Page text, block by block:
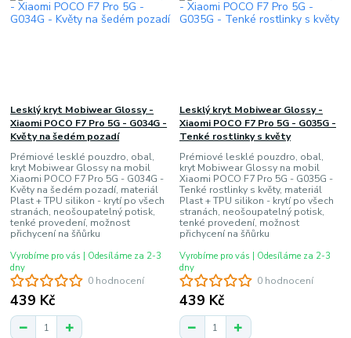
0 hodnocení
Lesklý kryt Mobiwear Glossy -
Xiaomi POCO F7 Pro 5G - G034G -
Květy na šedém pozadí
Prémiové lesklé pouzdro, obal,
kryt Mobiwear Glossy na mobil
Xiaomi POCO F7 Pro 5G - G034G -
Květy na šedém pozadí, materiál
Plast + TPU silikon - krytí po všech
stranách, neošoupatelný potisk,
tenké provedení, možnost
přichycení na šňůrku
439 Kč
Vyrobíme pro vás | Odesíláme za 2-3
dny
0 hodnocení
Lesklý kryt Mobiwear Glossy -
Xiaomi POCO F7 Pro 5G - G035G -
Tenké rostlinky s květy
Prémiové lesklé pouzdro, obal,
kryt Mobiwear Glossy na mobil
Xiaomi POCO F7 Pro 5G - G035G -
Tenké rostlinky s květy, materiál
Plast + TPU silikon - krytí po všech
stranách, neošoupatelný potisk,
tenké provedení, možnost
přichycení na šňůrku
439 Kč
Vyrobíme pro vás | Odesíláme za 2-3
dny